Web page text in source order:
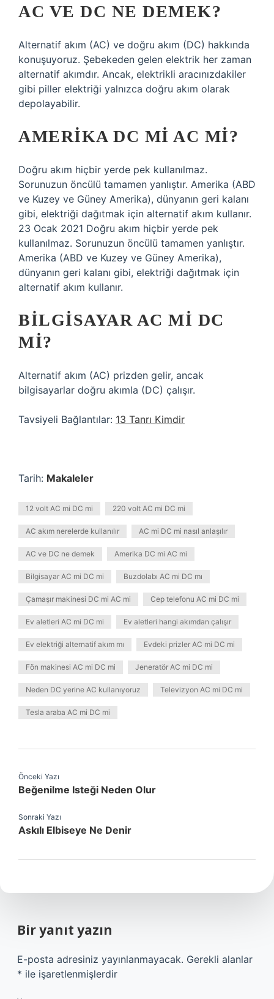
AC VE DC NE DEMEK?
Alternatif akım (AC) ve doğru akım (DC) hakkında
konuşuyoruz. Şebekeden gelen elektrik her zaman
alternatif akımdır. Ancak, elektrikli aracınızdakiler
gibi piller elektriği yalnızca doğru akım olarak
depolayabilir.
AMERIKA DC MI AC MI?
Doğru akım hiçbir yerde pek kullanılmaz.
Sorunuzun öncülü tamamen yanlıştır. Amerika (ABD
ve Kuzey ve Güney Amerika), dünyanın geri kalanı
gibi, elektriği dağıtmak için alternatif akım kullanır.
23 Ocak 2021 Doğru akım hiçbir yerde pek
kullanılmaz. Sorunuzun öncülü tamamen yanlıştır.
Amerika (ABD ve Kuzey ve Güney Amerika),
dünyanın geri kalanı gibi, elektriği dağıtmak için
alternatif akım kullanır.
BILGISAYAR AC MI DC
MI?
Alternatif akım (AC) prizden gelir, ancak
bilgisayarlar doğru akımla (DC) çalışır.
Tavsiyeli Bağlantılar: 13 Tanrı Kimdir
Tarih: Makaleler
12 volt AC mi DC mi 220 volt AC mi DC mi
AC akım nerelerde kullanılır AC mi DC mi nasıl anlaşılır
AC ve DC ne demek Amerika DC mi AC mi
Bilgisayar AC mi DC mi Buzdolabı AC mi DC mı
Çamaşır makinesi DC mi AC mi Cep telefonu AC mi DC mi
Ev aletleri AC mi DC mi Ev aletleri hangi akımdan çalışır
Ev elektriği alternatif akım mı Evdeki prizler AC mi DC mi
Fön makinesi AC mi DC mi Jeneratör AC mi DC mi
Neden DC yerine AC kullanıyoruz Televizyon AC mi DC mi
Tesla araba AC mi DC mi
Önceki Yazı
Beğenilme Isteği Neden Olur
Sonraki Yazı
Askılı Elbiseye Ne Denir
Bir yanıt yazın
E-posta adresiniz yayınlanmayacak. Gerekli alanlar
* ile işaretlenmişlerdir